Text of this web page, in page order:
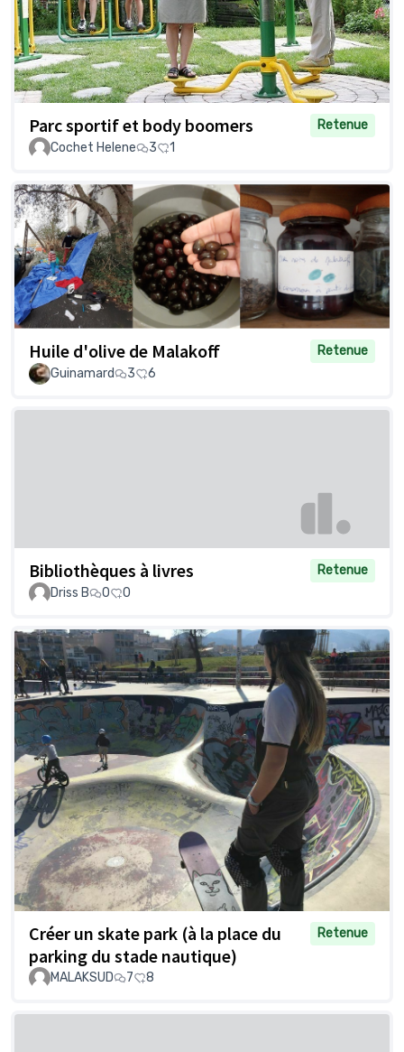
Parc sportif et body boomers
Retenue
Cochet Helene
3 1
Huile d'olive de Malakoff
Retenue
Guinamard
3 6
Bibliothèques à livres
Retenue
Driss B
0 0
Créer un skate park (à la place du
parking du stade nautique)
Retenue
MALAKSUD 7 8